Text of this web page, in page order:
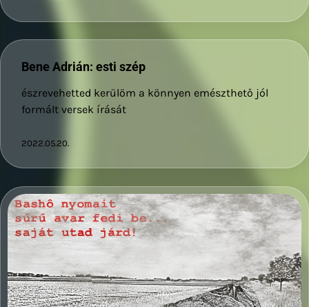
Bene Adrián: esti szép
észrevehetted kerülöm a könnyen emészthető jól
formált versek írását
2022.05.20.